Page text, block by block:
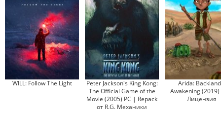
WILL: Follow The Light
Peter Jackson's King Kong:
The Official Game of the
Movie (2005) PC | Repack
от R.G. Механики
Arida:
Awakening
Лицензия